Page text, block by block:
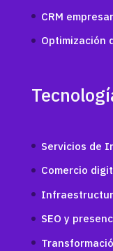
CRM
Optimización
Servicios de
Comercio
SEO y